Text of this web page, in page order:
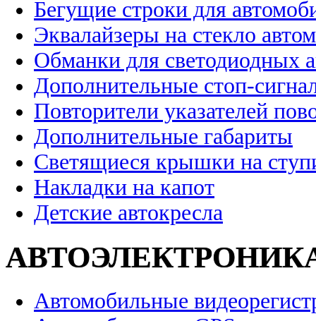
Бегущие строки для
Эквалайзеры на стекло
Обманки для светодиодных
Дополнительные стоп-
Повторители указателей
Дополнительные габариты
Светящиеся крышки на
Накладки на капот
Детские автокресла
Автомобильные